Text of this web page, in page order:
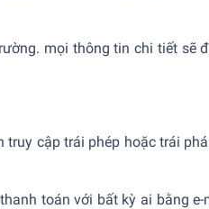
mọi thông tin chi tiết sẽ
cập trái phép hoặc trái
toán với bất kỳ ai bằng